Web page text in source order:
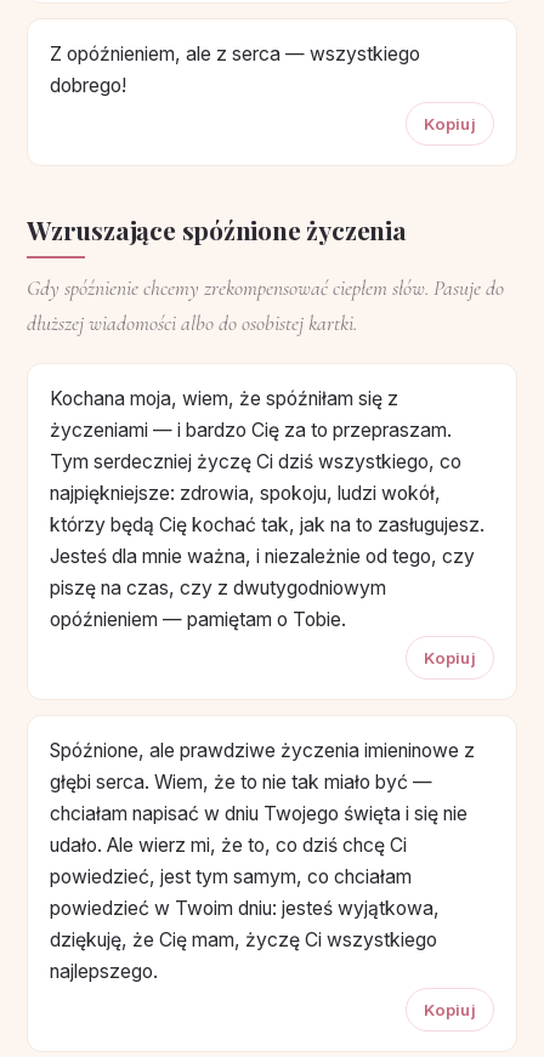
Z opóźnieniem, ale z serca — wszystkiego
dobrego!
Kopiuj
Wzruszające spóźnione życzenia
Gdy spóźnienie chcemy zrekompensować ciepłem słów. Pasuje do
dłuższej wiadomości albo do osobistej kartki.
Kochana moja, wiem, że spóźniłam się z
życzeniami — i bardzo Cię za to przepraszam.
Tym serdeczniej życzę Ci dziś wszystkiego, co
najpiękniejsze: zdrowia, spokoju, ludzi wokół,
którzy będą Cię kochać tak, jak na to zasługujesz.
Jesteś dla mnie ważna, i niezależnie od tego, czy
piszę na czas, czy z dwutygodniowym
opóźnieniem — pamiętam o Tobie.
Kopiuj
Spóźnione, ale prawdziwe życzenia imieninowe z
głębi serca. Wiem, że to nie tak miało być —
chciałam napisać w dniu Twojego święta i się nie
udało. Ale wierz mi, że to, co dziś chcę Ci
powiedzieć, jest tym samym, co chciałam
powiedzieć w Twoim dniu: jesteś wyjątkowa,
dziękuję, że Cię mam, życzę Ci wszystkiego
najlepszego.
Kopiuj